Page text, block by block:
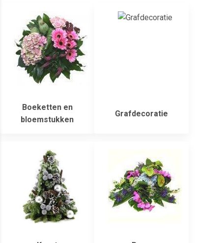
Boeketten en
bloemstukken
Grafdecoratie